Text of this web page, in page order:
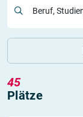
Beruf,
45
Plätze